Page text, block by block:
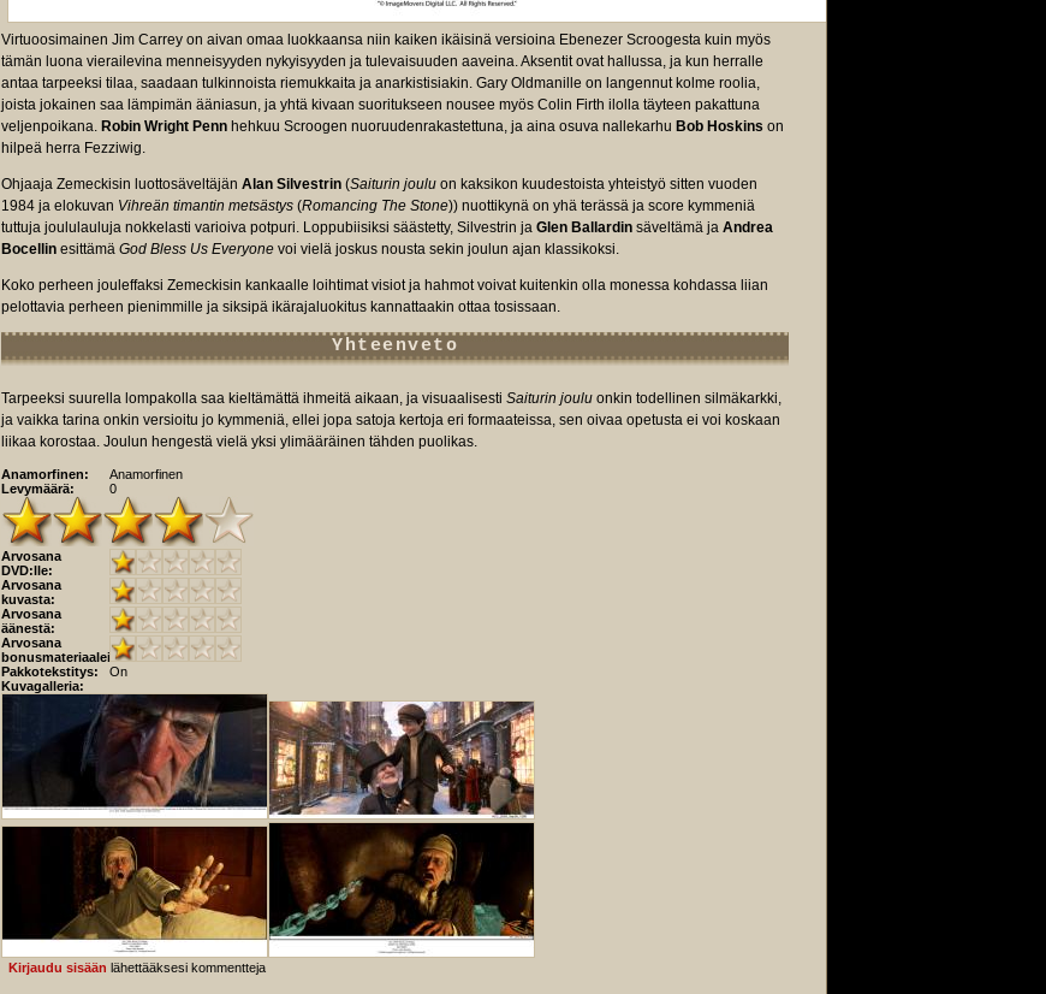
Virtuoosimainen Jim Carrey on aivan omaa luokkaansa niin kaiken ikäisinä versioina Ebenezer Scroogesta kuin myös
tämän luona vierailevina menneisyyden nykyisyyden ja tulevaisuuden aaveina. Aksentit ovat hallussa, ja kun herralle
antaa tarpeeksi tilaa, saadaan tulkinnoista riemukkaita ja anarkistisiakin. Gary Oldmanille on langennut kolme roolia,
joista jokainen saa lämpimän ääniasun, ja yhtä kivaan suoritukseen nousee myös Colin Firth ilolla täyteen pakattuna
veljenpoikana. Robin Wright Penn hehkuu Scroogen nuoruudenrakastettuna, ja aina osuva nallekarhu Bob Hoskins on
hilpeä herra Fezziwig.
Ohjaaja Zemeckisin luottosäveltäjän Alan Silvestrin (Saiturin joulu on kaksikon kuudestoista yhteistyö sitten vuoden
1984 ja elokuvan Vihreän timantin metsästys (Romancing The Stone)) nuottikynä on yhä terässä ja score kymmeniä
tuttuja joululauluja nokkelasti varioiva potpuri. Loppubiisiksi säästetty, Silvestrin ja Glen Ballardin säveltämä ja Andrea
Bocellin esittämä God Bless Us Everyone voi vielä joskus nousta sekin joulun ajan klassikoksi.
Koko perheen jouleffaksi Zemeckisin kankaalle loihtimat visiot ja hahmot voivat kuitenkin olla monessa kohdassa liian
pelottavia perheen pienimmille ja siksipä ikärajaluokitus kannattaakin ottaa tosissaan.
Yhteenveto
Tarpeeksi suurella lompakolla saa kieltämättä ihmeitä aikaan, ja visuaalisesti Saiturin joulu onkin todellinen silmäkarkki,
ja vaikka tarina onkin versioitu jo kymmeniä, ellei jopa satoja kertoja eri formaateissa, sen oivaa opetusta ei voi koskaan
liikaa korostaa. Joulun hengestä vielä yksi ylimääräinen tähden puolikas.
Anamorfinen:
Anamorfinen
Levymäärä:
0
Arvosana
DVD:lle:
Arvosana
kuvasta:
Arvosana
äänestä:
Arvosana
bonusmateriaaleista:
Pakkotekstitys:
On
Kuvagalleria:
Kirjaudu sisään lähettääksesi kommentteja